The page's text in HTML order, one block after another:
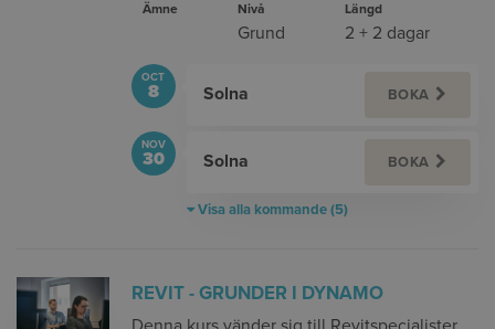
Ämne Nivå
Grund
Längd
2 + 2 dagar
OCT
8 Solna BOKA
NOV
30 Solna BOKA
Visa alla kommande (5)
REVIT - GRUNDER I DYNAMO